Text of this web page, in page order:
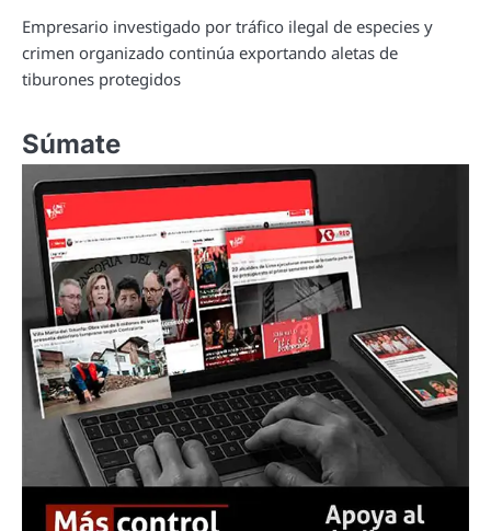
Empresario investigado por tráfico ilegal de especies y
crimen organizado continúa exportando aletas de
tiburones protegidos
Súmate